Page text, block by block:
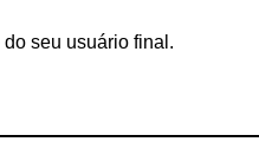
seu usuário final.